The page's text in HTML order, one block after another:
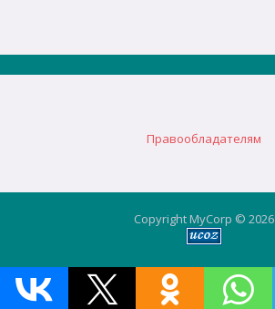
Правообладателям
Copyright MyCorp © 2026